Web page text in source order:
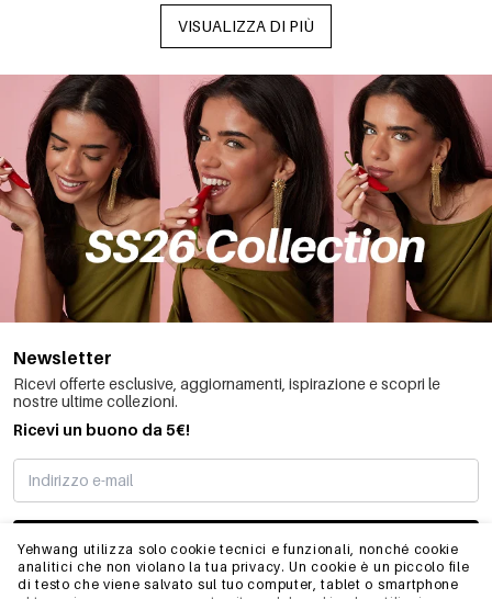
Yehwang utilizza solo cookie tecnici e funzionali, nonché cookie
analitici che non violano la tua privacy. Un cookie è un piccolo file
di testo che viene salvato sul tuo computer, tablet o smartphone
VISUALIZZA DI PIÙ
Newsletter
Ricevi offerte esclusive, aggiornamenti, ispirazione e scopri le
nostre ultime collezioni.
Ricevi un buono da 5€!
MI STO REGISTRANDO